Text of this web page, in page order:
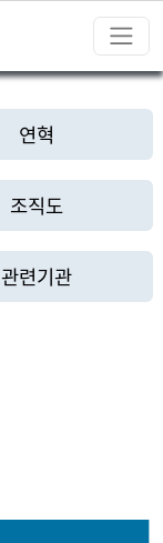
연혁
조직도
관련기관